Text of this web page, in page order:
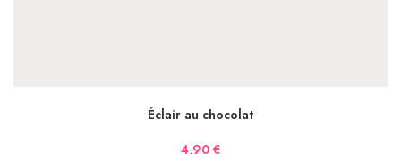
Éclair au chocolat
4,90 €